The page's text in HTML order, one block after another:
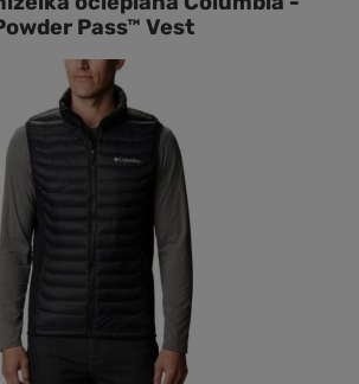
Pass™ Vest